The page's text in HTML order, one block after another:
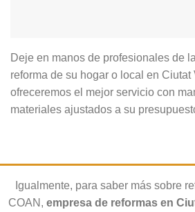
Deje en manos de profesionales de
reforma de su hogar o local en
ofreceremos el mejor servicio con
materiales ajustados a su
Igualmente, para saber más sobre
COAN, empresa de reformas en